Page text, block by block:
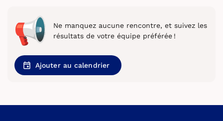
Ne manquez aucune rencontre, et suivez les
résultats de votre équipe préférée !
Ajouter au calendrier